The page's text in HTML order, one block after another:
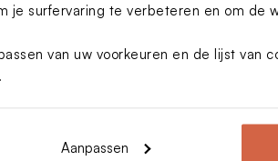
je surfervaring te verbeteren en om de
van uw voorkeuren en de lijst van
.
Aanpassen
Kraft label